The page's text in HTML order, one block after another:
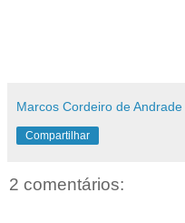
Marcos Cordeiro de Andrade
Compartilhar
2 comentários: